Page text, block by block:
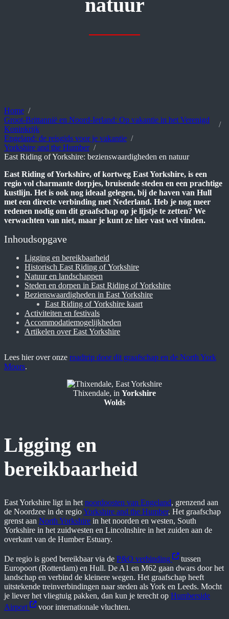
natuur
Home
Groot-Brittannië en Noord-Ierland: Op vakantie in het Verenigd
Koninkrijk
Engeland: de reisgids voor je vakantie
Yorkshire and the Humber
East Riding of Yorkshire: bezienswaardigheden en natuur
East Riding of Yorkshire, of kortweg East Yorkshire, is een
regio vol charmante dorpjes, bruisende steden en een prachtige
kustlijn. Het is ook nog ideaal gelegen, bij de haven van Hull
met een directe verbinding met Nederland. Heb je nog meer
redenen nodig om dit graafschap op je lijstje te zetten? We
verwachten van niet, maar je kunt ze hier vast wel vinden.
Inhoudsopgave
Ligging en bereikbaarheid
Historisch East Riding of Yorkshire
Natuur en landschappen
Steden en dorpen in East Riding of Yorkshire
Bezienswaardigheden in East Yorkshire
East Riding of Yorkshire kaart
Activiteiten en festivals
Accommodatiemogelijkheden
Artikelen over East Yorkshire
Lees hier over onze roadtrip door dit graafschap en de North York
Moors.
Thixendale, in Yorkshire
Wolds
Ligging en
bereikbaarheid
East Yorkshire ligt in het noordoosten van Engeland, grenzend aan
de Noordzee in de regioYorkshire and the Humber. Het graafschap
grenst aan North Yorkshire in het noorden en westen, South
Yorkshire in het zuidwesten en Lincolnshire in het zuiden aan de
overkant van de Humber Estuary.
De regio is goed bereikbaar via de P&O verbinding
tussen
Europoort (Rotterdam) en Hull. De A1 en M62 gaan dwars door het
landschap en verbind de kleinere wegen. Het graafschap heeft
uitstekende treinverbindingen naar steden als York en Leeds. Mocht
je liever het vliegtuig pakken, dan kun je terecht op Humberside
Airport
voor internationale vluchten.